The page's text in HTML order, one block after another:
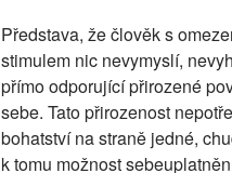
Představa, že člověk s
stimulem nic nevymyslí,
přímo odporující přirozené
sebe. Tato přirozenost
bohatství na straně jedné,
k tomu možnost